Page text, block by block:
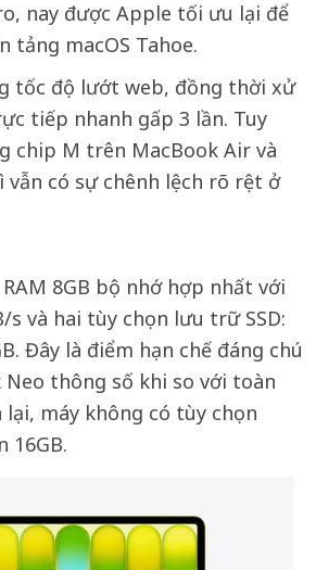
nay được Apple tối ưu lại để
tảng macOS Tahoe.
tốc độ lướt web, đồng thời xử
tiếp nhanh gấp 3 lần. Tuy
chip M trên MacBook Air và
vẫn có sự chênh lệch rõ rệt ở
8GB bộ nhớ hợp nhất với
s và hai tùy chọn lưu trữ SSD:
Đây là điểm hạn chế đáng chú
thông số khi so với toàn
lại, máy không có tùy chọn
16GB.